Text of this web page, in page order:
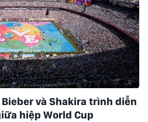
và Shakira trình diễn
hiệp World Cup